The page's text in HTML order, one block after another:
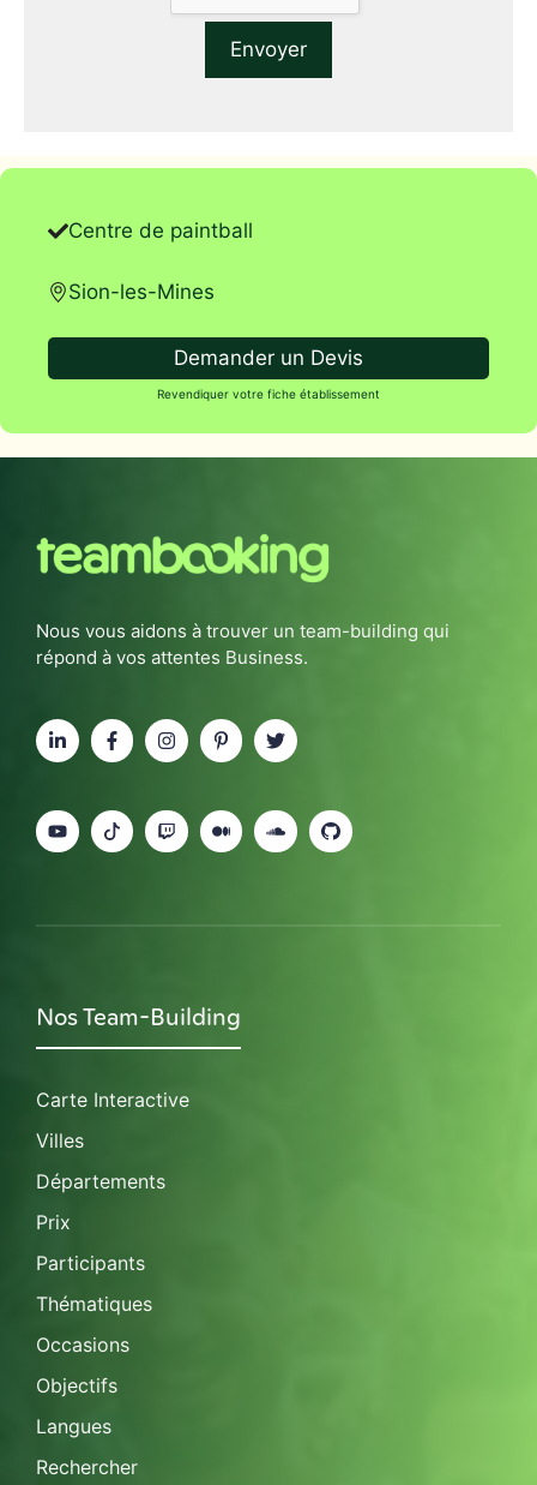
Centre de paintball
Sion-les-Mines
Demander un Devis
Revendiquer votre fiche établissement
Nous vous aidons à trouver un team-building qui
répond à vos attentes Business.
Nos Team-Building
Carte Interactive
Villes
Départements
Prix
Participants
Thématiques
Occasions
Objectifs
Langues
Rechercher